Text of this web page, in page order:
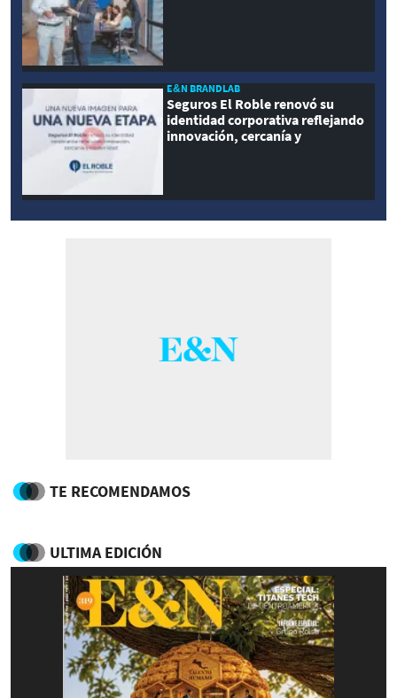
E&N BRANDLAB
Seguros El Roble renovó su
identidad corporativa reflejando
innovación, cercanía y
TE RECOMENDAMOS
ULTIMA EDICIÓN